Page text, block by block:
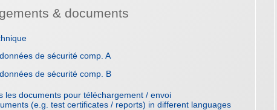
& documents
de sécurité comp. A
de sécurité comp. B
les documents pour téléchargement / envoi
(e.g. test certificates / reports) in different languages